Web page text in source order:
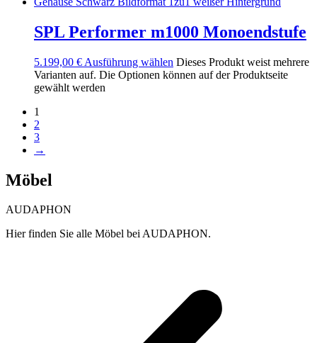
SPL Performer m1000 Monoendstufe
5.199,00 € Ausführung wählen Dieses Produkt weist mehrere
Varianten auf. Die Optionen können auf der Produktseite
gewählt werden
1
2
3
→
Möbel
AUDAPHON
Hier finden Sie alle Möbel bei AUDAPHON.